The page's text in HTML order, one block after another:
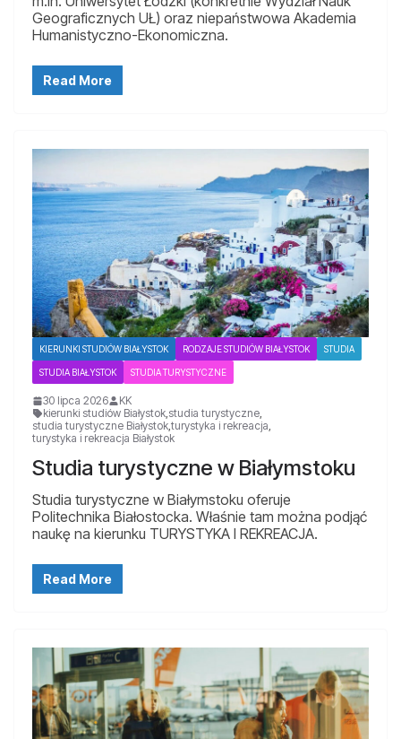
Geograficznych UŁ) oraz niepaństwowa Akademia
Humanistyczno-Ekonomiczna.
Read More
KIERUNKI STUDIÓW BIAŁYSTOK RODZAJE STUDIÓW BIAŁYSTOK STUDIA
STUDIA BIAŁYSTOK STUDIA TURYSTYCZNE
30 lipca 2026
KK
kierunki studiów Białystok studia turystyczne
studia turystyczne Białystok turystyka i rekreacja
turystyka i rekreacja Białystok
Studia turystyczne w Białymstoku
Studia turystyczne w Białymstoku oferuje
Politechnika Białostocka. Właśnie tam można podjąć
naukę na kierunku TURYSTYKA I REKREACJA.
Read More